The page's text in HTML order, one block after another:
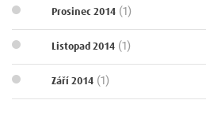
Prosinec 2014 (1)
Listopad 2014 (1)
Září 2014 (1)